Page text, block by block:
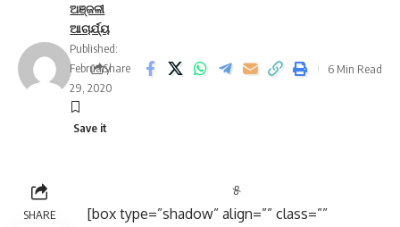
ଅଞ୍ଜଳୀ
ଆଚାର୍ଯ୍ୟ
Published:
February
29, 2020
Share 6 Min Read
SHARE
୫
[box type=”shadow” align=”” class=””